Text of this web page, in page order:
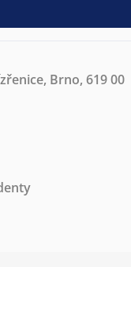
Brno, 619 00